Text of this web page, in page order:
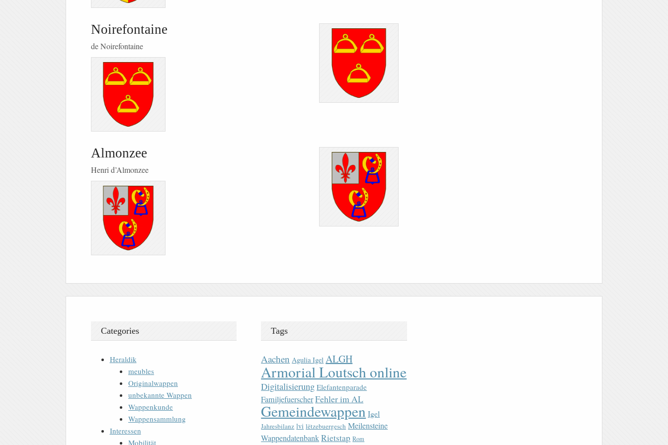
Noirefontaine
de Noirefontaine
Almonzee
Henri d’Almonzee
Categories
Heraldik
meubles
Originalwappen
unbekannte Wappen
Wappenkunde
Wappensammlung
Interessen
Mobilität
Tags
Aachen Agulia Igel ALGH
Armorial Loutsch online
Digitalisierung Elefantenparade
FamiljefuerscherFehler im AL
Gemeindewappen Igel
Jahresbilanz lvi lëtzebuergesch Meilensteine
WappendatenbankRietstap Rom